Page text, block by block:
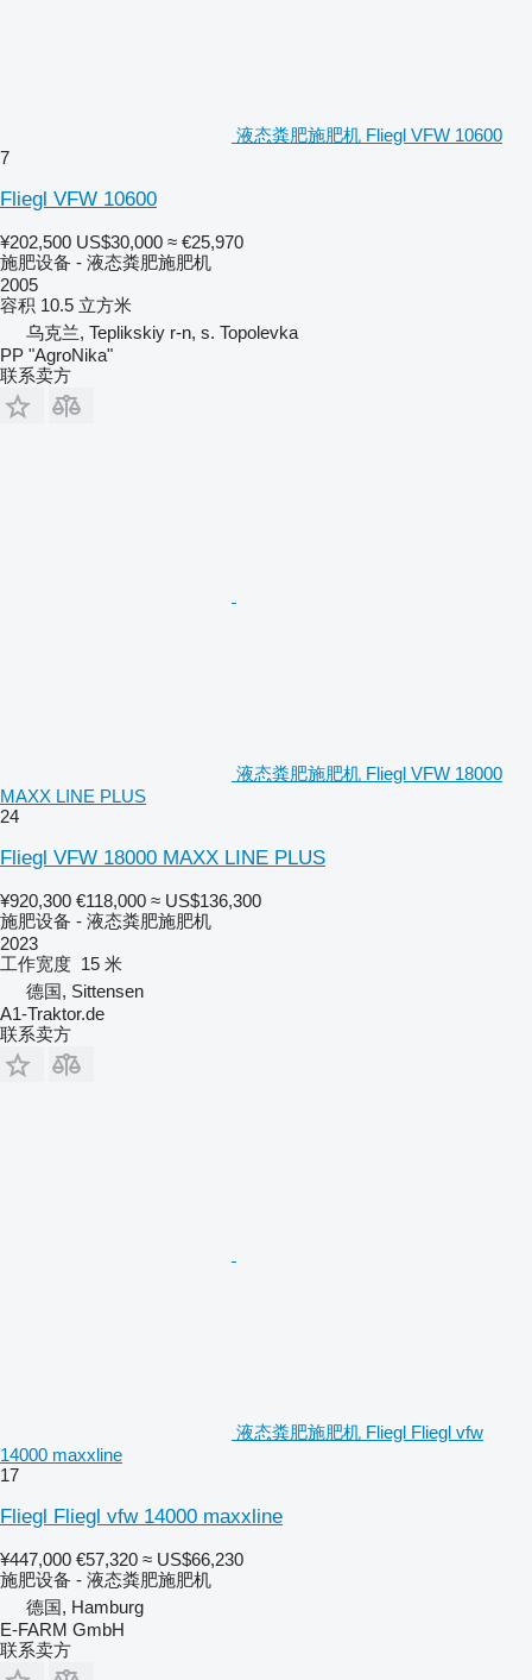
液态粪肥施肥机 Fliegl VFW 10600
7
Fliegl VFW 10600
¥202,500 US$30,000 ≈ €25,970
施肥设备 - 液态粪肥施肥机
2005
容积 10.5 立方米
乌克兰, Teplikskiy r-n, s. Topolevka
PP "AgroNika"
联系卖方
液态粪肥施肥机 Fliegl VFW 18000
MAXX LINE PLUS
24
Fliegl VFW 18000 MAXX LINE PLUS
¥920,300 €118,000 ≈ US$136,300
施肥设备 - 液态粪肥施肥机
2023
工作宽度 15 米
德国, Sittensen
A1-Traktor.de
联系卖方
液态粪肥施肥机 Fliegl Fliegl vfw
14000 maxxline
17
Fliegl Fliegl vfw 14000 maxxline
¥447,000 €57,320 ≈ US$66,230
施肥设备 - 液态粪肥施肥机
德国, Hamburg
E-FARM GmbH
联系卖方